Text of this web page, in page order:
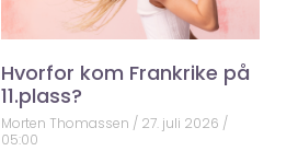
Hvorfor kom Frankrike på
11.plass?
Morten Thomassen 27. juli 2026
05:00